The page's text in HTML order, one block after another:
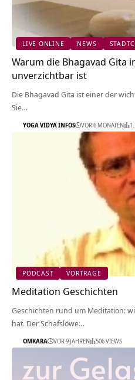
LIVE ONLINE NEWS
Warum die Bhagavad Gita
unverzichtbar ist
Die Bhagavad Gita ist einer der
Sie…
YOGA VIDYA INFOS VOR 6 MONATEN
PODCAST VORTRÄGE
Meditation Geschichten
Geschichten rund um Meditation:
hat. Der Schafslöwe…
OMKARA VOR 9 JAHREN 506 VIEWS